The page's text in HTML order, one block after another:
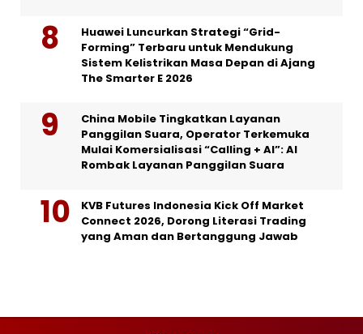
Huawei Luncurkan Strategi “Grid-
Forming” Terbaru untuk Mendukung
Sistem Kelistrikan Masa Depan di Ajang
The Smarter E 2026
China Mobile Tingkatkan Layanan
Panggilan Suara, Operator Terkemuka
Mulai Komersialisasi “Calling + AI”: AI
Rombak Layanan Panggilan Suara
KVB Futures Indonesia Kick Off Market
Connect 2026, Dorong Literasi Trading
yang Aman dan Bertanggung Jawab